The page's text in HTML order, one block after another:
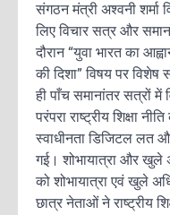
संगठन मंत्री अश्वनी
लिए विचार सत्र और
दौरान “युवा भारत का
की दिशा” विषय पर
ही पाँच समानांतर सत्रों में
परंपरा राष्ट्रीय शिक्षा
स्वाधीनता डिजिटल लत
गई। शोभायात्रा और खुले
को शोभायात्रा एवं खुले
छात्र नेताओं ने राष्ट्रीय